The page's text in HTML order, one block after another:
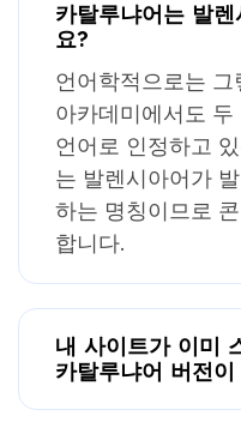
카탈루냐어는 발
요?
언어학적으로는
아카데미에서도
언어로 인정하고
는 발렌시아어가
하는 명칭이므로
합니다.
내 사이트가 이미
카탈루냐어 버전